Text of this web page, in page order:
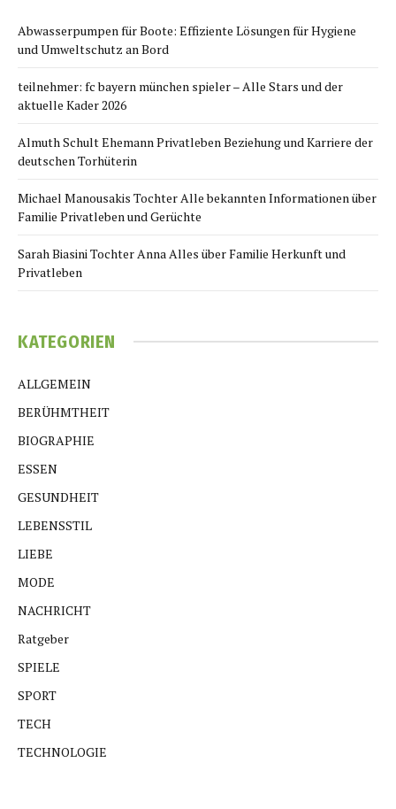
Abwasserpumpen für Boote: Effiziente Lösungen für Hygiene
und Umweltschutz an Bord
teilnehmer: fc bayern münchen spieler – Alle Stars und der
aktuelle Kader 2026
Almuth Schult Ehemann Privatleben Beziehung und Karriere der
deutschen Torhüterin
Michael Manousakis Tochter Alle bekannten Informationen über
Familie Privatleben und Gerüchte
Sarah Biasini Tochter Anna Alles über Familie Herkunft und
Privatleben
KATEGORIEN
ALLGEMEIN
BERÜHMTHEIT
BIOGRAPHIE
ESSEN
GESUNDHEIT
LEBENSSTIL
LIEBE
MODE
NACHRICHT
Ratgeber
SPIELE
SPORT
TECH
TECHNOLOGIE